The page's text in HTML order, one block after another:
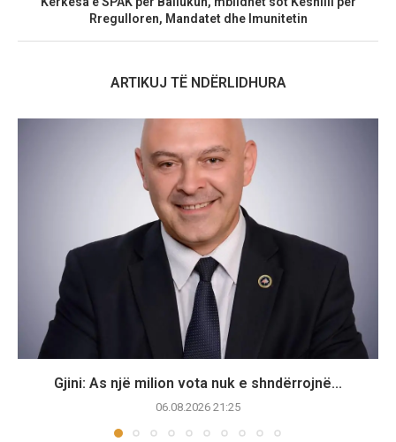
Rregulloren, Mandatet dhe Imunitetin
ARTIKUJ TË NDËRLIDHURA
Gjini: As një milion vota nuk e shndërrojnë...
06.08.2026 21:25